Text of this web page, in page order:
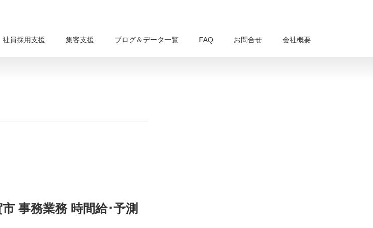
社員採用支援 集客支援 ブログ＆データ一覧 FAQ お問合せ 会社概要
事務業務 時間給･予測